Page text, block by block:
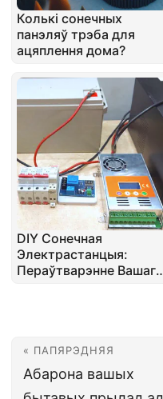
Колькі сонечных
панэляў трэба для
ацяплення дома?
DIY Сонечная
Электрастанцыя:
Пераўтварэнне Вашага
« ПАПЯРЭДНЯЯ
Абарона вашых